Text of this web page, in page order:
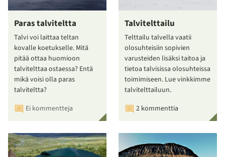
Paras talviteltta
Talvi voi laittaa teltan
kovalle koetukselle. Mitä
pitää ottaa huomioon
talvitelttaa ostaessa? Entä
mikä voisi olla paras
talviteltta?
Ei kommentteja
Talvitelttailu
Telttailu talvella vaatii
olosuhteisiin sopivien
varusteiden lisäksi taitoa ja
tietoa talvisissa olosuhteissa
toimimiseen. Lue vinkkimme
talvitelttailuun.
2 kommenttia